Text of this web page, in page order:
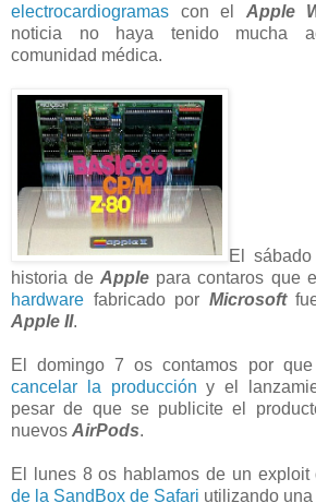
electrocardiogramas con el Apple
noticia no haya tenido mucha
comunidad médica.
El
historia deApple para contaros que
hardware fabricado por Microsoft
Apple II.
El domingo 7 os contamos por que
cancelar la produccióny el
pesar de que se publicite el
nuevos AirPods.
El lunes 8 os hablamos de un exploit
de la SandBox de Safari utilizando